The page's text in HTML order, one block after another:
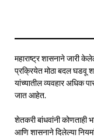
महाराष्ट्र शासनाने जारी
प्रक्रियेत मोठा बदल घडवू
यांच्यातील व्यवहार अधिक
जात आहेत.
शेतकरी बांधवांनी कोणताही
आणि शासनाने दिलेल्या